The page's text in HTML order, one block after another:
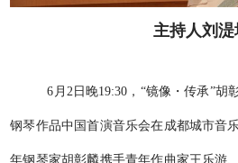
主持人刘湜
6月2日晚19:30，“镜像・传承”
钢琴作品中国首演音乐会在成都城市音
年钢琴家胡彰麟携手青年作曲家王乐游